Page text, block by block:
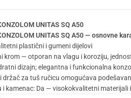
UNITAS SQ A50
UNITAS SQ A50 — osnovne
plastični i gumeni dijelovi
krom — otporan na vlagu i koroziju,
dizajn; elegantna i funkcionalna
držač za tuš ručicu omogućava
kamenac: Da — visokokvalitetni materijali